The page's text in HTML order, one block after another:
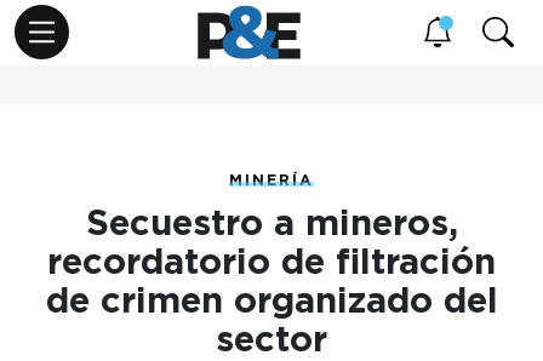
MINERÍA
Secuestro a mineros,
recordatorio de filtración
de crimen organizado del
sector